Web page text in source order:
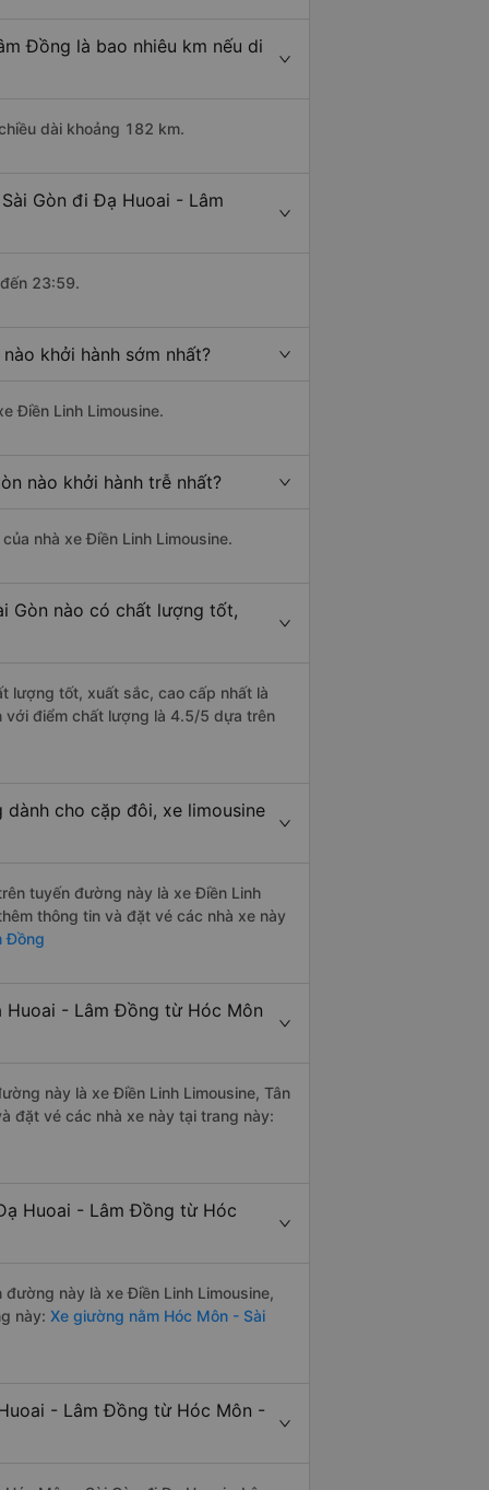
Đồng là bao nhiêu km nếu di
dài khoảng 182 km.
Gòn đi Đạ Huoai - Lâm
23:59.
khởi hành sớm nhất?
Điền Linh Limousine.
nào khởi hành trễ nhất?
nhà xe Điền Linh Limousine.
Gòn nào có chất lượng tốt,
lượng tốt, xuất sắc, cao cấp nhất là
với điểm chất lượng là 4.5/5 dựa trên
cho cặp đôi, xe limousine
tuyến đường này là xe Điền Linh
thông tin và đặt vé các nhà xe này
Đồng
Huoai - Lâm Đồng từ Hóc Môn
này là xe Điền Linh Limousine, Tân
đặt vé các nhà xe này tại trang này:
Huoai - Lâm Đồng từ Hóc
này là xe Điền Linh Limousine,
này: Xe giường nằm Hóc Môn - Sài
- Lâm Đồng từ Hóc Môn -